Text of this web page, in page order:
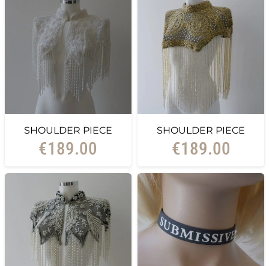
SHOULDER PIECE
€189.00
SHOULDER PIECE
€189.00